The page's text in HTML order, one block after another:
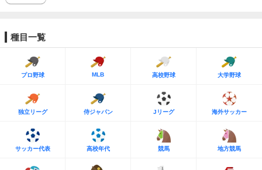
種目一覧
プロ野球 MLB 高校野球 大学野球
独立リーグ 侍ジャパン Jリーグ 海外サッカー
サッカー代表 高校年代 競馬 地方競馬